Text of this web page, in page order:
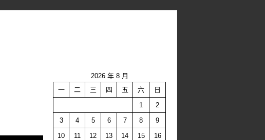
2026 年 8 月
一
二 三 四 五 六
日
1
2
3
4 5 6 7 8
9
10
11 12 13 14 15
16